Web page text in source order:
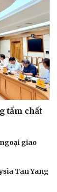
tầm chất
giao
Tan Yang